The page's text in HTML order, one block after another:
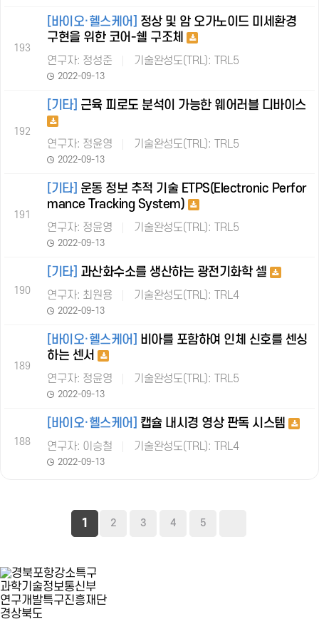
193
[바이오·헬스케어]
정상 및 암 오가노이드 미세환경
구현을 위한 코어-쉘 구조체
연구자: 정성준 기술완성도(TRL): TRL5
2022-09-13
192
[기타] 근육 피로도 분석이 가능한 웨어러블 디바이스
연구자: 정윤영 기술완성도(TRL): TRL5
2022-09-13
191
[기타] 운동 정보 추적 기술 ETPS(Electronic Perfor
mance Tracking System)
연구자: 정윤영 기술완성도(TRL): TRL5
2022-09-13
190
[기타] 과산화수소를 생산하는 광전기화학 셀
연구자: 최원용 기술완성도(TRL): TRL4
2022-09-13
189
[바이오·헬스케어]
비아를 포함하여 인체 신호를 센싱
하는 센서
연구자: 정윤영 기술완성도(TRL): TRL5
2022-09-13
188
[바이오·헬스케어] 캡슐 내시경 영상 판독 시스템
연구자: 이승철 기술완성도(TRL): TRL4
2022-09-13
1 2 3 4 5
과학기술정보통신부
연구개발특구진흥재단
경상북도